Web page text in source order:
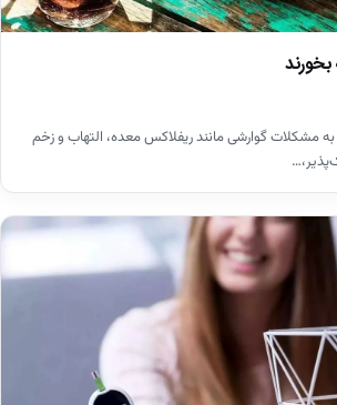
بخورند
مشکلات گوارشی مانند ریفلاکس معده، التهاب و زخم